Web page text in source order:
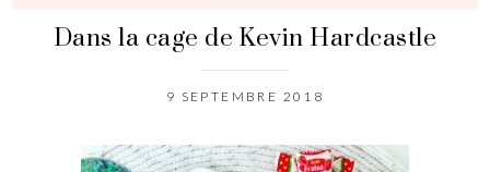
Dans la cage de Kevin Hardcastle
9 SEPTEMBRE 2018